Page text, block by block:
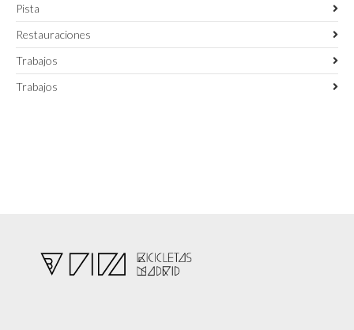
Pista
Restauraciones
Trabajos
Trabajos